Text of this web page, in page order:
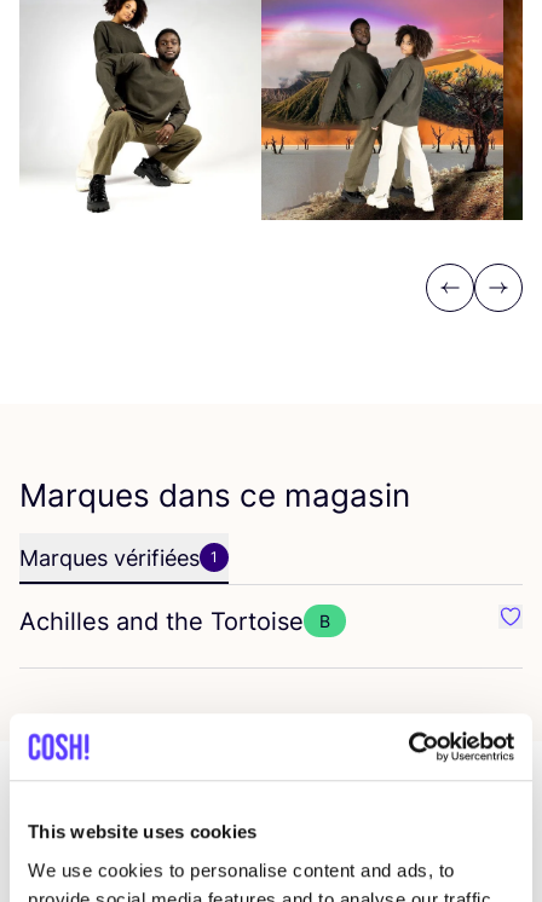
This website uses cookies
We use cookies to personalise content and ads, to
Previous
Next
Marques dans ce magasin
Marques vérifiées 1
Achilles and the Tortoise B
Magasins dans cette zone